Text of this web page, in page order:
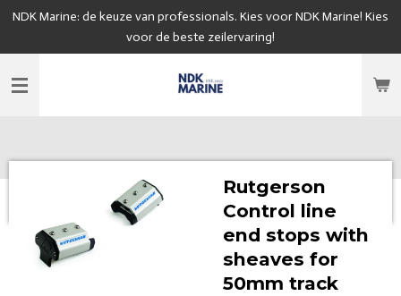
Ga
de
NDK Marine: de keuze van professionals. Kies voor NDK Marine! Kies
voor de beste zeilervaring!
Rutgerson
Control line
end stops with
sheaves for
50mm track